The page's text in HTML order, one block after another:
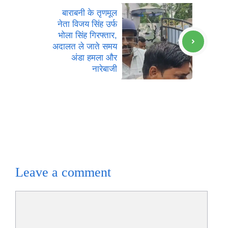
बाराबनी के तृणमूल
नेता विजय सिंह उर्फ
भोला सिंह गिरफ्तार,
अदालत ले जाते समय
अंडा हमला और
नारेबाजी
Leave a comment